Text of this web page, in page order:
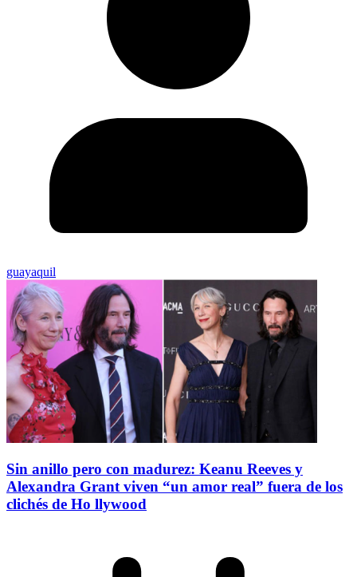
guayaquil
Sin anillo pero con madurez: Keanu Reeves y
Alexandra Grant viven “un amor real” fuera de los
clichés de Ho llywood